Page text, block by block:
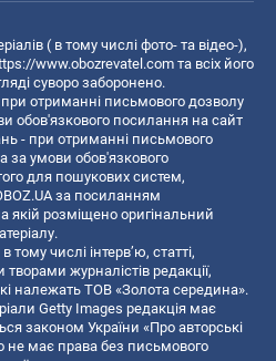
( в тому числі фото- та відео-),
www.obozrevatel.com та всіх його
суворо заборонено.
отриманні письмового дозволу
обов'язкового посилання на сайт
- при отриманні письмового
за умови обов'язкового
для пошукових систем,
за посиланням
якій розміщено оригінальний
тому числі інтерв’ю, статті,
журналістів редакції,
належать ТОВ «Золота середина».
Getty Images редакція має
законом України «Про авторські
не має права без письмового